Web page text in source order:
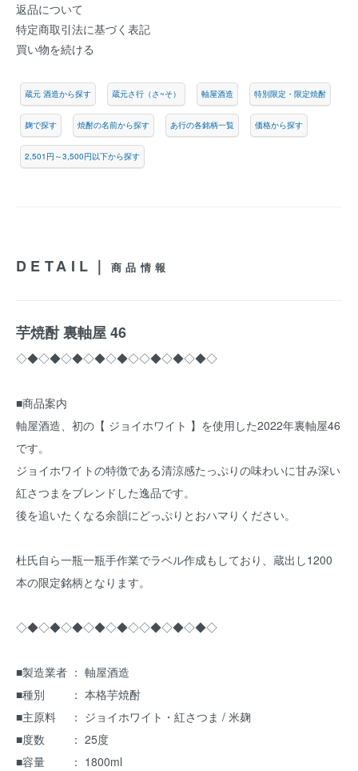
返品について
特定商取引法に基づく表記
買い物を続ける
蔵元 酒造から探す 蔵元さ行（さ~そ） 軸屋酒造 特別限定・限定焼酎
麹で探す 焼酎の名前から探す あ行の各銘柄一覧 価格から探す
2,501円～3,500円以下から探す
DETAIL｜ 商品情報
芋焼酎 裏軸屋 46
◇◆◇◆◇◆◇◆◇◆◇◇◆◇◆◇◆◇
■商品案内
軸屋酒造、初の【 ジョイホワイト 】を使用した2022年裏軸屋46
です。
ジョイホワイトの特徴である清涼感たっぷりの味わいに甘み深い
紅さつまをブレンドした逸品です。
後を追いたくなる余韻にどっぷりとおハマりください。
杜氏自ら一瓶一瓶手作業でラベル作成もしており、蔵出し1200
本の限定銘柄となります。
◇◆◇◆◇◆◇◆◇◆◇◇◆◇◆◇◆◇
■製造業者 ： 軸屋酒造
■種別 ： 本格芋焼酎
■主原料 ： ジョイホワイト・紅さつま / 米麹
■度数 ： 25度
■容量 ： 1800ml